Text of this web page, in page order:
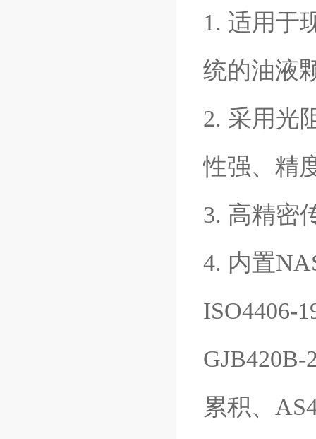
1. 适用于
统的油液
2. 采用光
性强、精
3. 高精密
4. 内置
ISO4406-
GJB420B-
累积、